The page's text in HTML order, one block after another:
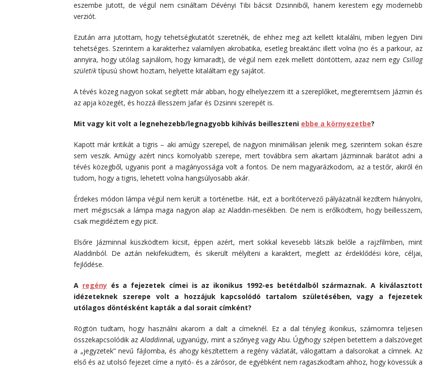
eszembe jutott, de végül nem csináltam Dévényi Tibi bácsit Dzsinniből, hanem kerestem egy modernebb
verziót.
Ezután arra jutottam, hogy tehetségkutatót szeretnék, de ehhez meg azt kellett kitalálni, miben legyen Dini
tehetséges. Szerintem a karakterhez valamilyen akrobatika, esetleg breaktánc illett volna (no és a parkour, az
annyira, hogy utólag sajnálom, hogy kimaradt), de végül nem ezek mellett döntöttem, azaz nem egy Csillag
születiktípusú showt hoztam, helyette kitaláltam egy sajátot.
A tévés közeg nagyon sokat segített már abban, hogy elhelyezzem itt a szereplőket, megteremtsem Jázmin és
az apja közegét, és hozzá illesszem Jafar és Dzsinni szerepét is.
Mit vagy kit volt a legnehezebb/legnagyobb kihívás beilleszteni ebbe a környezetbe?
Kapott már kritikát a tigris – aki amúgy szerepel, de nagyon minimálisan jelenik meg, szerintem sokan észre
sem veszik. Amúgy azért nincs komolyabb szerepe, mert továbbra sem akartam Jázminnak barátot adni a
tévés közegből, ugyanis pont a magányossága volt a fontos. De nem magyarázkodom, az a testőr, akiről én
tudom, hogy a tigris, lehetett volna hangsúlyosabb akár.
Érdekes módon lámpa végül nem került a történetbe. Hát, ezt a borítótervező pályázatnál kezdtem hiányolni,
mert mégiscsak a lámpa maga nagyon alap az Aladdin-mesékben. De nem is erőlködtem, hogy beillesszem,
csak megidéztem egy picit.
Elsőre Jázminnal küszködtem kicsit, éppen azért, mert sokkal kevesebb látszik belőle a rajzfilmben, mint
Aladdinból. De aztán nekifeküdtem, és sikerült mélyíteni a karaktert, meglett az érdeklődési köre, céljai,
fejlődése.
A regényés a fejezetek címei is az ikonikus 1992-es betétdalból származnak. A kiválasztott
idézeteknek szerepe volt a hozzájuk kapcsolódó tartalom születésében, vagy a fejezetek
utólagos döntésként kapták a dal sorait címként?
Rögtön tudtam, hogy használni akarom a dalt a címeknél. Ez a dal tényleg ikonikus, számomra teljesen
összekapcsolódik azAladdinnal, ugyanúgy, mint a szőnyeg vagy Abu. Úgyhogy szépen betettem a dalszöveget
a „jegyzetek” nevű fájlomba, és ahogy készítettem a regény vázlatát, válogattam a dalsorokat a címnek. Az
első és az utolsó fejezet címe a nyitó- és a zárósor, de egyébként nem ragaszkodtam ahhoz, hogy kövessük a